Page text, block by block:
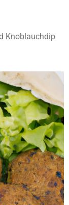
Knoblauchdip